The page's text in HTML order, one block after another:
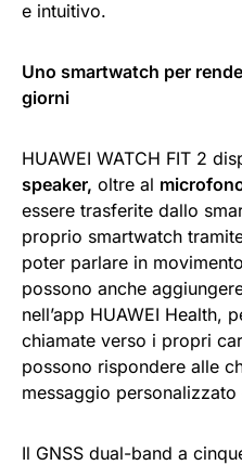
e intuitivo.
Uno smartwatch per
giorni
HUAWEI WATCH FIT 2
speaker, oltre al
essere trasferite dallo
proprio smartwatch
poter parlare in
possono anche
nell’app HUAWEI Health,
chiamate verso i propri
possono rispondere alle
messaggio
Il GNSS dual-band a